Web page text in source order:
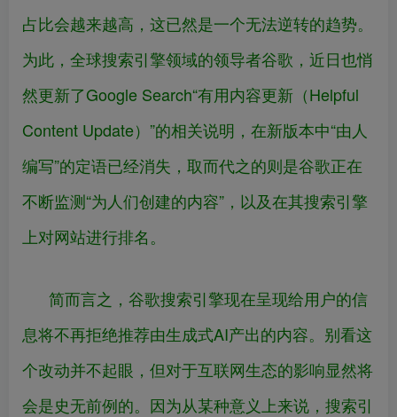
占比会越来越高，这已然是一个无法逆转的趋势。
为此，全球搜索引擎领域的领导者谷歌，近日也悄
然更新了Google Search“有用内容更新（Helpful
Content Update）”的相关说明，在新版本中“由人
编写”的定语已经消失，取而代之的则是谷歌正在
不断监测“为人们创建的内容”，以及在其搜索引擎
上对网站进行排名。
简而言之，谷歌搜索引擎现在呈现给用户的信
息将不再拒绝推荐由生成式AI产出的内容。别看这
个改动并不起眼，但对于互联网生态的影响显然将
会是史无前例的。因为从某种意义上来说，搜索引